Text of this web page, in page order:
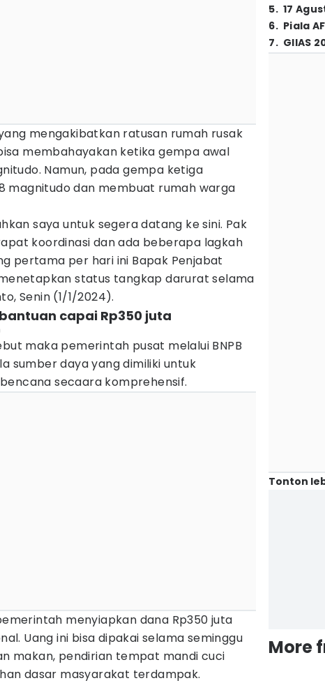
mengakibatkan ratusan rumah rusak
membahayakan ketika gempa awal
Namun, pada gempa ketiga
magnitudo dan membuat rumah warga
saya untuk segera datang ke sini. Pak
koordinasi dan ada beberapa lagkah
pertama per hari ini Bapak Penjabat
status tangkap darurat selama
Senin (1/1/2024).
capai Rp350 juta
maka pemerintah pusat melalui BNPB
sumber daya yang dimiliki untuk
secaara komprehensif.
menyiapkan dana Rp350 juta
Uang ini bisa dipakai selama seminggu
makan, pendirian tempat mandi cuci
dasar masyarakat terdampak.
5. 17
6. Piala
7. GIIAS
Tonton
More